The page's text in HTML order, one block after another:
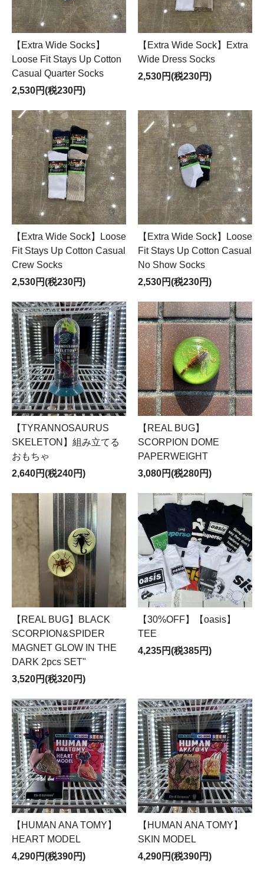
【Extra Wide Socks】
Loose Fit Stays Up Cotton
Casual Quarter Socks
2,530円(税230円)
【Extra Wide Sock】Extra
Wide Dress Socks
2,530円(税230円)
【Extra Wide Sock】Loose
Fit Stays Up Cotton Casual
Crew Socks
2,530円(税230円)
【Extra Wide Sock】Loose
Fit Stays Up Cotton Casual
No Show Socks
2,530円(税230円)
【TYRANNOSAURUS
SKELETON】組み立てる
おもちゃ
2,640円(税240円)
【REAL BUG】
SCORPION DOME
PAPERWEIGHT
3,080円(税280円)
【REAL BUG】BLACK
SCORPION&SPIDER
MAGNET GLOW IN THE
DARK 2pcs SET"
3,520円(税320円)
【30%OFF】【oasis】
TEE
4,235円(税385円)
【HUMAN ANA TOMY】
HEART MODEL
4,290円(税390円)
【HUMAN ANA TOMY】
SKIN MODEL
4,290円(税390円)